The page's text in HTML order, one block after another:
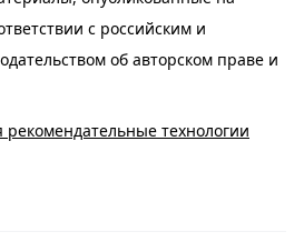
с российским и
об авторском праве и
рекомендательные технологии